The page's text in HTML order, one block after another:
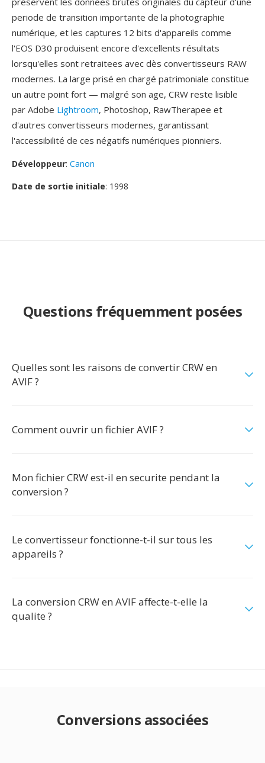
periode de transition importante de la photographie
numérique, et les captures 12 bits d'appareils comme
l'EOS D30 produisent encore d'excellents résultats
lorsqu'elles sont retraitees avec dès convertisseurs RAW
modernes. La large prisé en chargé patrimoniale constitue
un autre point fort — malgré son age, CRW reste lisible
par Adobe Lightroom, Photoshop, RawTherapee et
d'autres convertisseurs modernes, garantissant
l'accessibilité de ces négatifs numériques pionniers.
Développeur: Canon
Date de sortie initiale: 1998
Questions fréquemment posées
Quelles sont les raisons de convertir CRW en
AVIF ?
Comment ouvrir un fichier AVIF ?
Mon fichier CRW est-il en securite pendant la
conversion ?
Le convertisseur fonctionne-t-il sur tous les
appareils ?
La conversion CRW en AVIF affecte-t-elle la
qualite ?
Conversions associées